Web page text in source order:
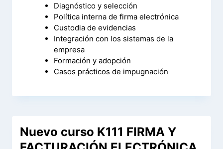
Diagnóstico y selección
Política interna de firma electrónica
Custodia de evidencias
Integración con los sistemas de la
empresa
Formación y adopción
Casos prácticos de impugnación
Nuevo curso K111 FIRMA Y